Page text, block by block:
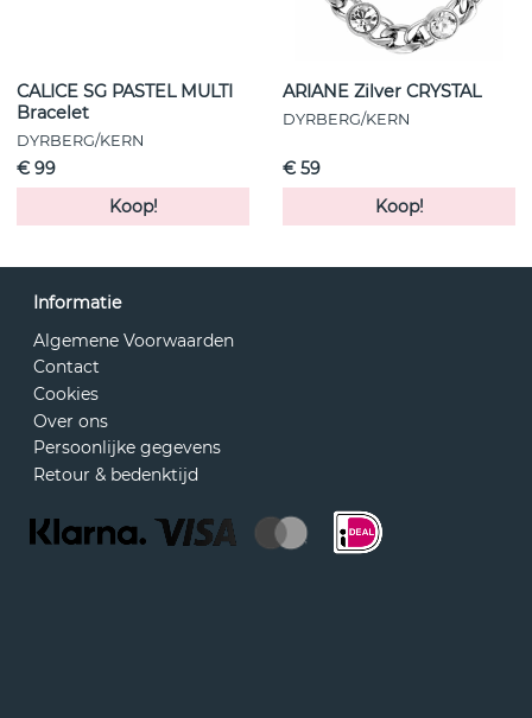
CALICE SG PASTEL MULTI
Bracelet
DYRBERG/KERN
€ 99
Koop!
ARIANE Zilver CRYSTAL
DYRBERG/KERN
€ 59
Koop!
Informatie
Algemene Voorwaarden
Contact
Cookies
Over ons
Persoonlijke gegevens
Retour & bedenktijd